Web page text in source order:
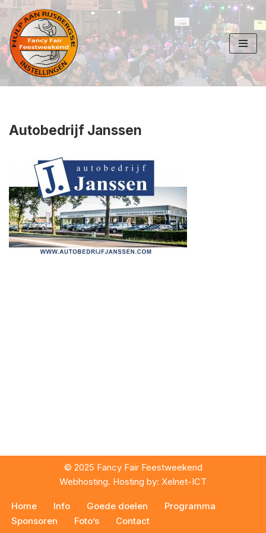
Ga
naar
de
inhoud
Autobedrijf Janssen
© 2025 Fancy Fair Feestweekend
Webhosting. Hosting by: Xelnet-ICT
Home Info Goede doelen
Programma
Sponsoren
Foto’s Contact